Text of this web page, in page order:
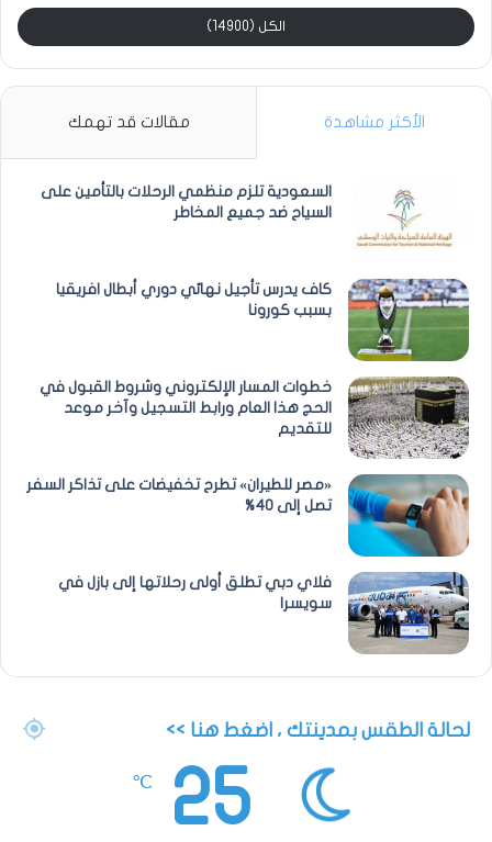
الكل (14900)
الأكثر مشاهدة مقالات قد تهمك
السعودية تلزم منظمي الرحلات بالتأمين على
السياح ضد جميع المخاطر
كاف يدرس تأجيل نهائي دوري أبطال افريقيا
بسبب كورونا
خطوات المسار الإلكتروني وشروط القبول في
الحج هذا العام ورابط التسجيل وآخر موعد
للتقديم
«مصر للطيران» تطرح تخفيضات على تذاكر السفر
تصل إلى 40%
فلاي دبي تطلق أولى رحلاتها إلى بازل في
سويسرا
لحالة الطقس بمدينتك ، اضغط هنا >>
25
℃